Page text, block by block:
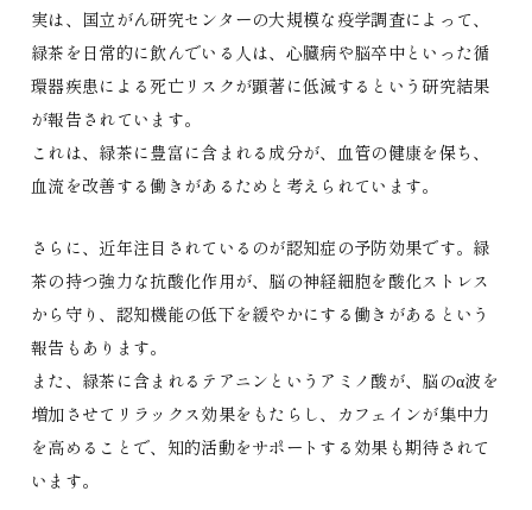
実は、国立がん研究センターの大規模な疫学調査によって、
緑茶を日常的に飲んでいる人は、心臓病や脳卒中といった循
環器疾患による死亡リスクが顕著に低減するという研究結果
が報告されています。
これは、緑茶に豊富に含まれる成分が、血管の健康を保ち、
血流を改善する働きがあるためと考えられています。
さらに、近年注目されているのが認知症の予防効果です。緑
茶の持つ強力な抗酸化作用が、脳の神経細胞を酸化ストレス
から守り、認知機能の低下を緩やかにする働きがあるという
報告もあります。
また、緑茶に含まれるテアニンというアミノ酸が、脳のα波を
増加させてリラックス効果をもたらし、カフェインが集中力
を高めることで、知的活動をサポートする効果も期待されて
います。